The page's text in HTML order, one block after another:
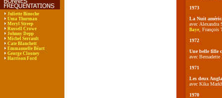
Juliette Binoche
Uma Thurman
Meryl Streep
Russell Crowe
Johnny Depp
Michel Serrault
Cate Blanchett
Emmanuelle Béart
George Clooney
Harrison Ford
1973
La Nuit
avec Alexandra
Baye ,
1972
Une belle fille
avec
1971
Les deux
avec Kika
1970